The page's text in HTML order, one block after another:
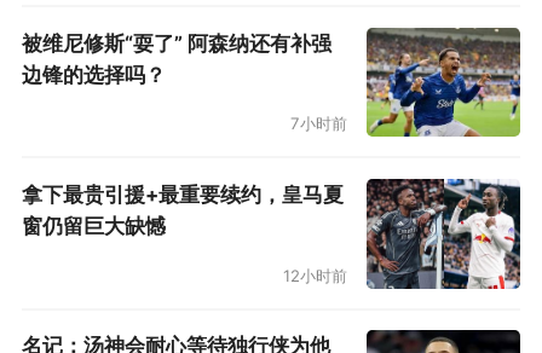
被维尼修斯“耍了” 阿森纳还有补强
边锋的选择吗？
7小时前
拿下最贵引援+最重要续约，皇马夏
窗仍留巨大缺憾
12小时前
名记：汤神会耐心等待独行侠为他